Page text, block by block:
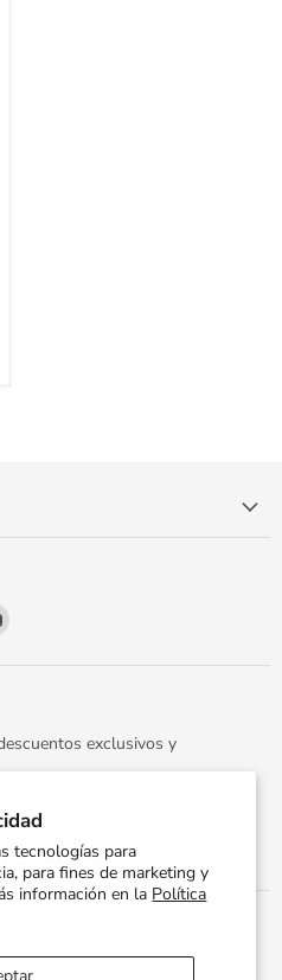
tecnologías para
para fines de marketing y
información en la Política
Encuéntrenos
YouTube
exclusivos y
Condiciones